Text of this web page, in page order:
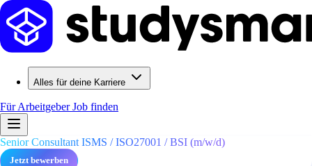
Alles für deine Karriere
Für ArbeitgeberJob finden
Senior Consultant ISMS / ISO27001 / BSI (m/w/d)
Jetzt bewerben